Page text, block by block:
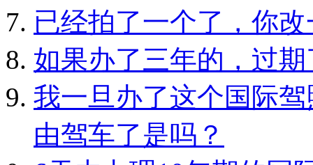
已经拍了一个了，你
如果办了三年的，过
我一旦办了这个国际
由驾车了是吗？